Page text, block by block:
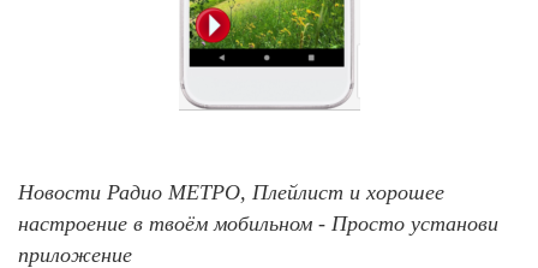
Новости Радио МЕТРО, Плейлист и хорошее
настроение в твоём мобильном - Просто установи
приложение